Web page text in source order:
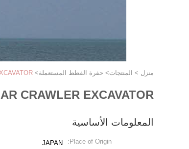
منزل > المنتجات> حفرة القطط المستعملة>
CRAWLER EXCAVATOR
المعلومات الأساسية
Place of Origin:
JAPAN